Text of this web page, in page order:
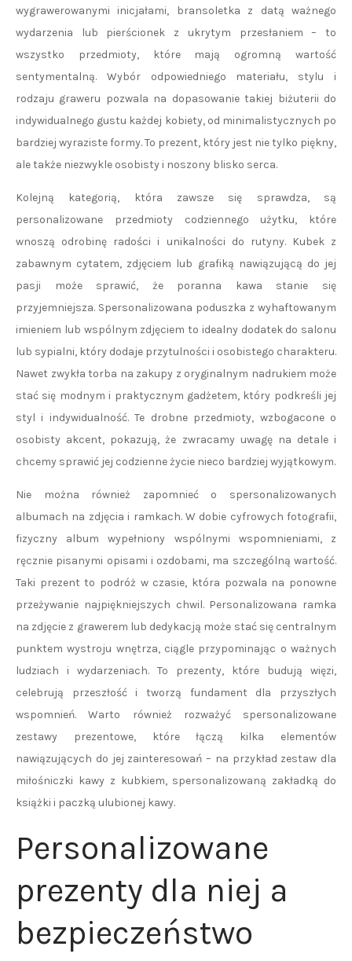
wygrawerowanymi inicjałami, bransoletka z datą ważnego
wydarzenia lub pierścionek z ukrytym przesłaniem – to
wszystko przedmioty, które mają ogromną wartość
sentymentalną. Wybór odpowiedniego materiału, stylu i
rodzaju graweru pozwala na dopasowanie takiej biżuterii do
indywidualnego gustu każdej kobiety, od minimalistycznych po
bardziej wyraziste formy. To prezent, który jest nie tylko piękny,
ale także niezwykle osobisty i noszony blisko serca.
Kolejną kategorią, która zawsze się sprawdza, są
personalizowane przedmioty codziennego użytku, które
wnoszą odrobinę radości i unikalności do rutyny. Kubek z
zabawnym cytatem, zdjęciem lub grafiką nawiązującą do jej
pasji może sprawić, że poranna kawa stanie się
przyjemniejsza. Spersonalizowana poduszka z wyhaftowanym
imieniem lub wspólnym zdjęciem to idealny dodatek do salonu
lub sypialni, który dodaje przytulności i osobistego charakteru.
Nawet zwykła torba na zakupy z oryginalnym nadrukiem może
stać się modnym i praktycznym gadżetem, który podkreśli jej
styl i indywidualność. Te drobne przedmioty, wzbogacone o
osobisty akcent, pokazują, że zwracamy uwagę na detale i
chcemy sprawić jej codzienne życie nieco bardziej wyjątkowym.
Nie można również zapomnieć o spersonalizowanych
albumach na zdjęcia i ramkach. W dobie cyfrowych fotografii,
fizyczny album wypełniony wspólnymi wspomnieniami, z
ręcznie pisanymi opisami i ozdobami, ma szczególną wartość.
Taki prezent to podróż w czasie, która pozwala na ponowne
przeżywanie najpiękniejszych chwil. Personalizowana ramka
na zdjęcie z grawerem lub dedykacją może stać się centralnym
punktem wystroju wnętrza, ciągle przypominając o ważnych
ludziach i wydarzeniach. To prezenty, które budują więzi,
celebrują przeszłość i tworzą fundament dla przyszłych
wspomnień. Warto również rozważyć spersonalizowane
zestawy prezentowe, które łączą kilka elementów
nawiązujących do jej zainteresowań – na przykład zestaw dla
miłośniczki kawy z kubkiem, spersonalizowaną zakładką do
książki i paczką ulubionej kawy.
Personalizowane
prezenty dla niej a
bezpieczeństwo